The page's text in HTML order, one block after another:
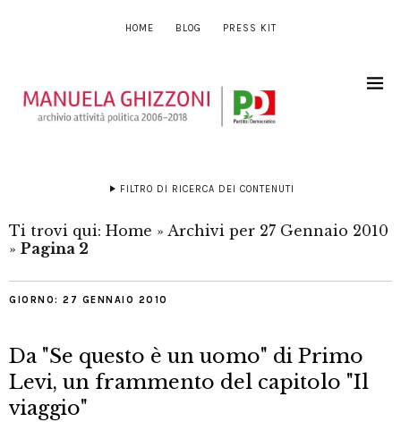
HOME BLOG PRESS KIT
FILTRO DI RICERCA DEI CONTENUTI
Ti trovi qui: Home » Archivi per 27 Gennaio 2010
» Pagina 2
GIORNO: 27 GENNAIO 2010
Da "Se questo è un uomo" di Primo
Levi, un frammento del capitolo "Il
viaggio"